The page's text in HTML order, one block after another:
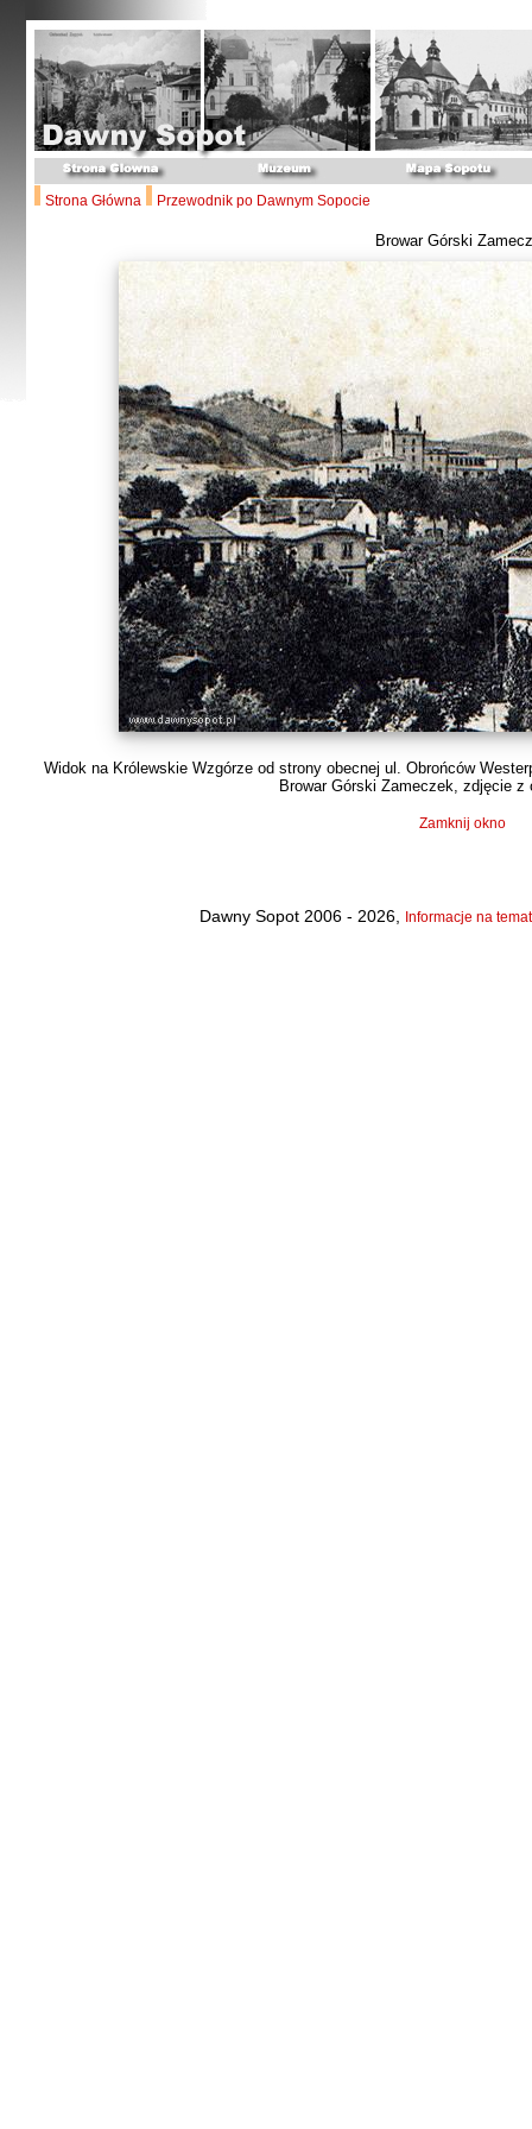
Strona Główna Przewodnik po Dawnym Sopocie
Browar Górski
Widok na Królewskie Wzgórze od strony obecnej ul. Obrońców
Browar Górski Zameczek, zdjęcie z
Zamknij okno
Dawny Sopot 2006 - 2026, Informacje na